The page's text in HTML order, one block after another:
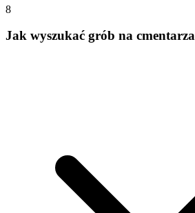
8
Jak wyszukać grób na